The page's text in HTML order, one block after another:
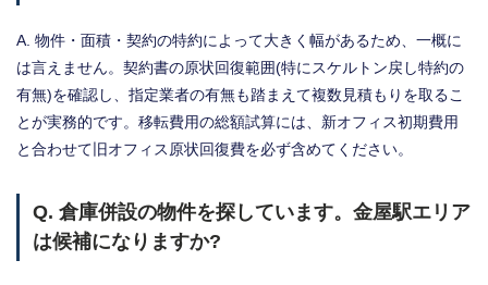
A. 物件・面積・契約の特約によって大きく幅があるため、一概に
は言えません。契約書の原状回復範囲(特にスケルトン戻し特約の
有無)を確認し、指定業者の有無も踏まえて複数見積もりを取るこ
とが実務的です。移転費用の総額試算には、新オフィス初期費用
と合わせて旧オフィス原状回復費を必ず含めてください。
Q. 倉庫併設の物件を探しています。金屋駅エリア
は候補になりますか?